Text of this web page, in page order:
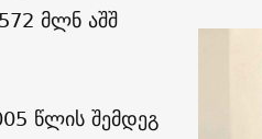
მლნ აშშ
წლის შემდეგ